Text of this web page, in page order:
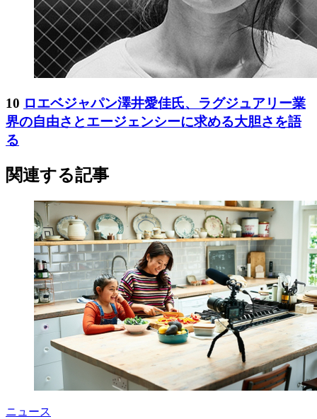
10 ロエベジャパン澤井愛佳氏、ラグジュアリー業
界の自由さとエージェンシーに求める大胆さを語
る
関連する記事
ニュース